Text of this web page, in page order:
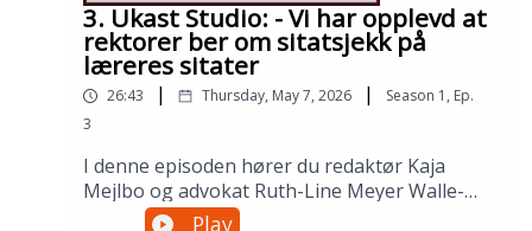
3. Ukast Studio: - Vi har opplevd at
rektorer ber om sitatsjekk på
læreres sitater
26:43 | Thursday, May 7, 2026 | Season 1 , Ep.
3
I denne episoden hører du redaktør Kaja
Mejlbo og advokat Ruth-Line Meyer Walle-
Hansen fortelle om det store prosjektet:
Play